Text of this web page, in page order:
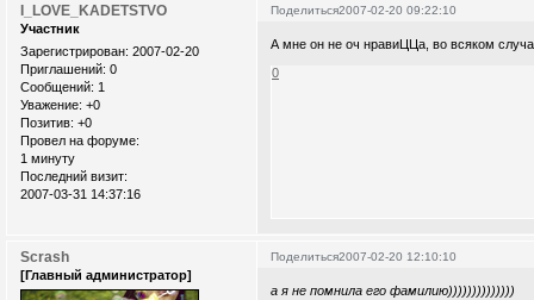
Поделиться2007-02-20 09:22:10
I_LOVE_KADETSTVO
Участник
Зарегистрирован: 2007-02-20
Приглашений: 0
Сообщений: 1
Уважение: +0
Позитив: +0
Провел на форуме:
1 минуту
Последний визит:
2007-03-31 14:37:16
А мне он не оч нравиЦЦа, во всяком
0
Поделиться2007-02-20 12:10:10
Scrash
[Главный администратор]
а я не помнила его фамилию))))))))))))))